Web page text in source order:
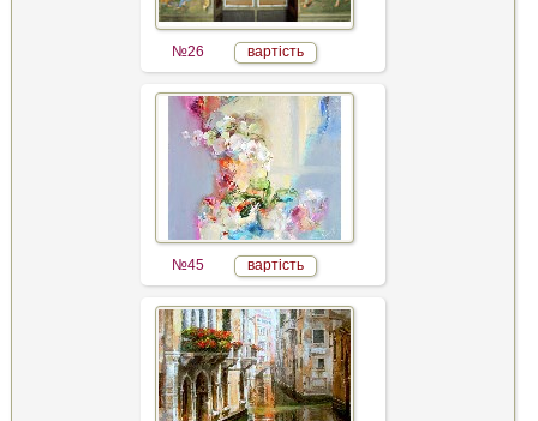
№26 вартість
№45 вартість